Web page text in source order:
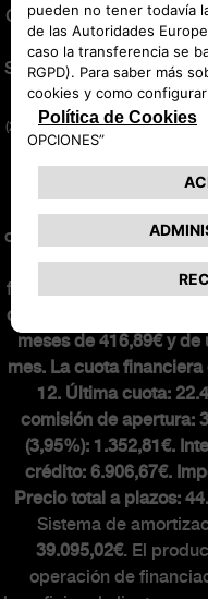
General de Seguros y
171 y con Seguro de
Sujeta a normas de
(2) Oferta financiera de
financiando de
clientes particulares
con Stellantis Financial
impuestos,
financiera.
Entrada:
componen de una cuota
meses de 416,89€ y
mes. La cuota
12. Última cuota:
comisión de apertura:
(3,95%): 1.352,81€.
crédito: 6.906,67€.
Precio total a plazos:
Sistema de
39.095,02€. El
operación de